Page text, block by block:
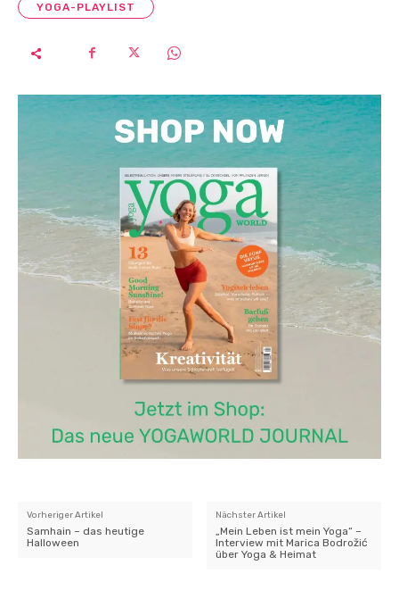
YOGA-PLAYLIST
Vorheriger Artikel
Samhain – das heutige
Halloween
Nächster Artikel
„Mein Leben ist mein Yoga“ –
Interview mit Marica Bodrožić
über Yoga & Heimat